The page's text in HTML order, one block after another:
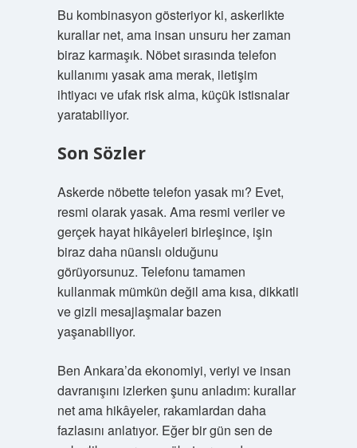
Bu kombinasyon gösteriyor ki, askerlikte
kurallar net, ama insan unsuru her zaman
biraz karmaşık. Nöbet sırasında telefon
kullanımı yasak ama merak, iletişim
ihtiyacı ve ufak risk alma, küçük istisnalar
yaratabiliyor.
Son Sözler
Askerde nöbette telefon yasak mı? Evet,
resmi olarak yasak. Ama resmi veriler ve
gerçek hayat hikâyeleri birleşince, işin
biraz daha nüanslı olduğunu
görüyorsunuz. Telefonu tamamen
kullanmak mümkün değil ama kısa, dikkatli
ve gizli mesajlaşmalar bazen
yaşanabiliyor.
Ben Ankara’da ekonomiyi, veriyi ve insan
davranışını izlerken şunu anladım: kurallar
net ama hikâyeler, rakamlardan daha
fazlasını anlatıyor. Eğer bir gün sen de